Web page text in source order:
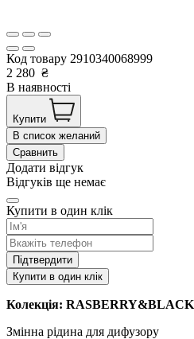
Код товару 2910340068999
2 280 ₴
В наявності
Купити
В список желаний
Сравнить
Додати відгук
Відгуків ще немає
Купити в один клік
Підтвердити
Купити в один клік
Колекція:
Змінна рідина для дифузору